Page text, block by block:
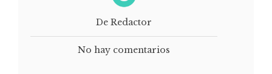
De Redactor
No hay comentarios